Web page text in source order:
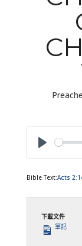
Bible Text:Acts
下載文件
筆記